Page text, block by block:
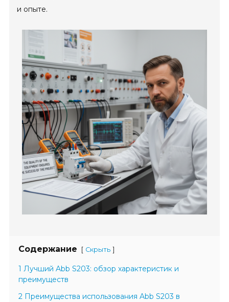
и ​​опыте.
Содержание [ Скрыть ]
1 Лучший Abb S203: обзор характеристик и
преимуществ
2 Преимущества использования Abb S203 в